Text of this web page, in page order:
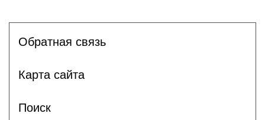
Обратная связь
Карта сайта
Поиск